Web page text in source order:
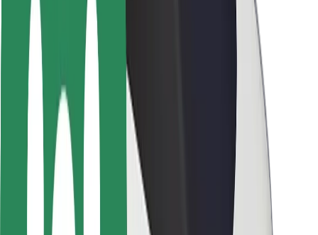
Viaggia in sicurezza
Guida in sicurezza
Vai in sicurezza
Laboratorio sulla Sicurezza
Città
Posizioni
Soluzioni Per la Città
Aeroporti
Stazioni di ricarica